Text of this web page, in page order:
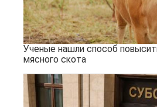
Ученые нашли способ
мясного скота